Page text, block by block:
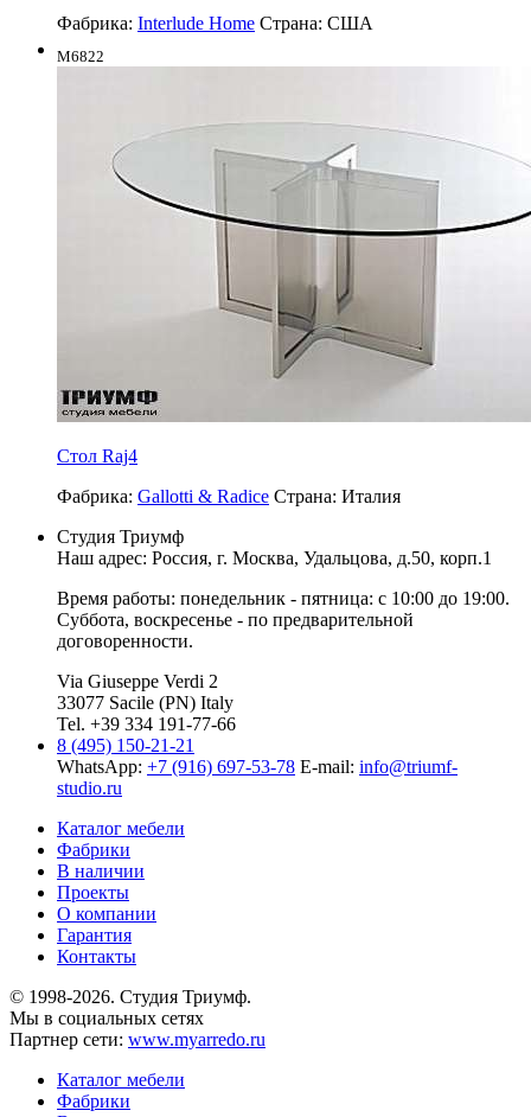
Фабрика: Interlude Home Страна: США
M6822
Стол Raj4
Фабрика: Gallotti & Radice Страна: Италия
Студия Триумф
Наш адрес: Россия, г. Москва, Удальцова, д.50, корп.1
Время работы: понедельник - пятница: с 10:00 до 19:00.
Суббота, воскресенье - по предварительной
договоренности.
Via Giuseppe Verdi 2
33077 Sacile (PN) Italy
Tel. +39 334 191-77-66
8 (495) 150-21-21
WhatsApp: +7 (916) 697-53-78 E-mail: info@triumf-
studio.ru
Каталог мебели
Фабрики
В наличии
Проекты
О компании
Гарантия
Контакты
© 1998-2026. Студия Триумф.
Мы в социальных сетях
Партнер сети: www.myarredo.ru
Каталог мебели
Фабрики